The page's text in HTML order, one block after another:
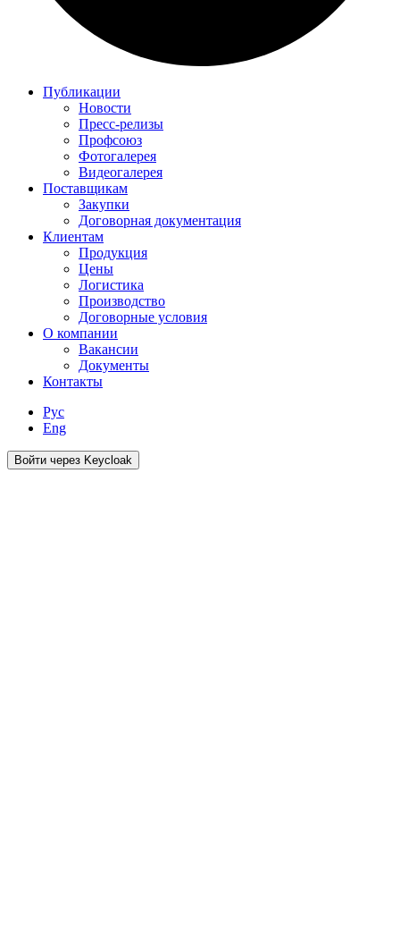
Публикации
Новости
Пресс-релизы
Профсоюз
Фотогалерея
Видеогалерея
Поставщикам
Закупки
Договорная документация
Клиентам
Продукция
Цены
Логистика
Производство
Договорные условия
О компании
Вакансии
Документы
Контакты
Рус
Eng
Войти через Keycloak